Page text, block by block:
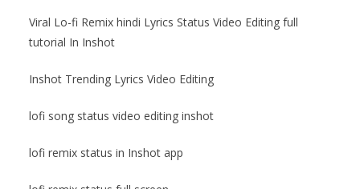
Viral Lo-fi Remix hindi Lyrics Status Video Editing full
tutorial In Inshot
Inshot Trending Lyrics Video Editing
lofi song status video editing inshot
lofi remix status in Inshot app